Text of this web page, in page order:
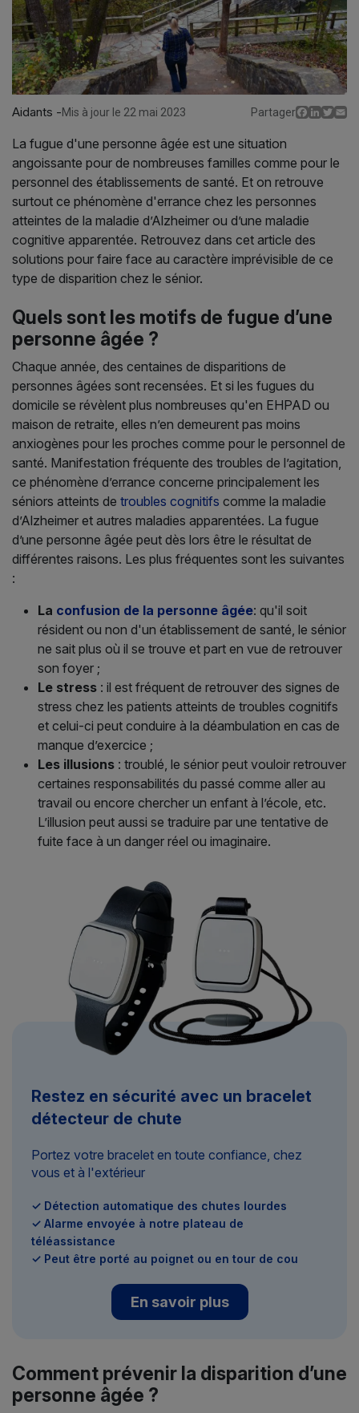
Aidants -Mis à jour le 22 mai 2023 Partager
La fugue d'une personne âgée est une situation
angoissante pour de nombreuses familles comme pour le
personnel des établissements de santé. Et on retrouve
surtout ce phénomène d'errance chez les personnes
atteintes de la maladie d’Alzheimer ou d’une maladie
cognitive apparentée. Retrouvez dans cet article des
solutions pour faire face au caractère imprévisible de ce
type de disparition chez le sénior.
Quels sont les motifs de fugue d’une
personne âgée ?
Chaque année, des centaines de disparitions de
personnes âgées sont recensées. Et si les fugues du
domicile se révèlent plus nombreuses qu'en EHPAD ou
maison de retraite, elles n’en demeurent pas moins
anxiogènes pour les proches comme pour le personnel de
santé. Manifestation fréquente des troubles de l’agitation,
ce phénomène d’errance concerne principalement les
séniors atteints de troubles cognitifs comme la maladie
d’Alzheimer et autres maladies apparentées. La fugue
d’une personne âgée peut dès lors être le résultat de
différentes raisons. Les plus fréquentes sont les suivantes
:
La confusion de la personne âgée: qu'il soit
résident ou non d'un établissement de santé, le sénior
ne sait plus où il se trouve et part en vue de retrouver
son foyer ;
Le stress : il est fréquent de retrouver des signes de
stress chez les patients atteints de troubles cognitifs
et celui-ci peut conduire à la déambulation en cas de
manque d’exercice ;
Les illusions : troublé, le sénior peut vouloir retrouver
certaines responsabilités du passé comme aller au
travail ou encore chercher un enfant à l’école, etc.
L’illusion peut aussi se traduire par une tentative de
fuite face à un danger réel ou imaginaire.
Restez en sécurité avec un bracelet
détecteur de chute
Portez votre bracelet en toute confiance, chez
vous et à l'extérieur
✓ Détection automatique des chutes lourdes
✓ Alarme envoyée à notre plateau de
téléassistance
✓ Peut être porté au poignet ou en tour de cou
En savoir plus
Comment prévenir la disparition d’une
personne âgée ?